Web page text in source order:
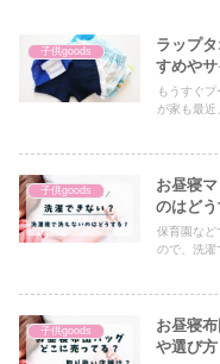
子供goods
ラップ
すめや
もうすぐ
が家も最
子供goods
お昼寝
のはど
保育園など
ので、洗濯
子供goods
お昼寝
や選び方